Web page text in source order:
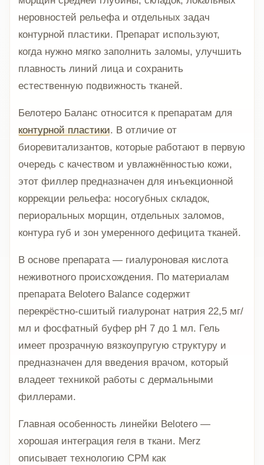
неровностей рельефа и отдельных задач
контурной пластики. Препарат используют,
когда нужно мягко заполнить заломы, улучшить
плавность линий лица и сохранить
естественную подвижность тканей.
Белотеро Баланс относится к препаратам для
контурной пластики. В отличие от
биоревитализантов, которые работают в первую
очередь с качеством и увлажнённостью кожи,
этот филлер предназначен для инъекционной
коррекции рельефа: носогубных складок,
периоральных морщин, отдельных заломов,
контура губ и зон умеренного дефицита тканей.
В основе препарата — гиалуроновая кислота
неживотного происхождения. По материалам
препарата Belotero Balance содержит
перекрёстно-сшитый гиалуронат натрия 22,5 мг/
мл и фосфатный буфер pH 7 до 1 мл. Гель
имеет прозрачную вязкоупругую структуру и
предназначен для введения врачом, который
владеет техникой работы с дермальными
филлерами.
Главная особенность линейки Belotero —
хорошая интеграция геля в ткани. Merz
описывает технологию CPM как